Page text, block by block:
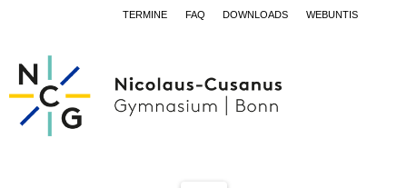
TERMINE FAQ DOWNLOADS WEBUNTIS